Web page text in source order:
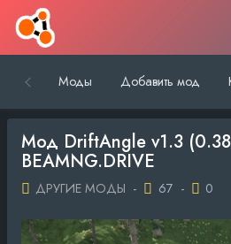
Моды Добавить мод
Мод DriftAngle v1.3
BEAMNG.DRIVE
ДРУГИЕ МОДЫ - 67 - 0